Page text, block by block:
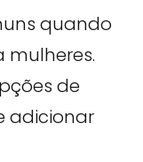
quando
de
adicionar